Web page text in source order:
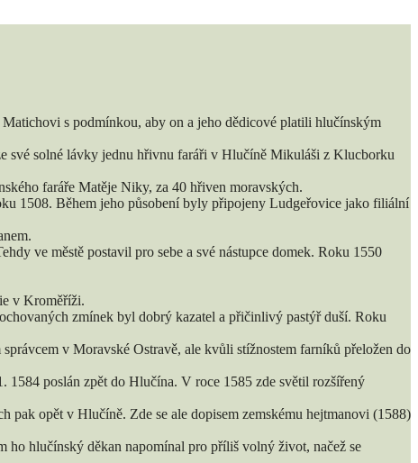
s podmínkou, aby on a jeho dědicové platili hlučínským
své solné lávky jednu hřivnu faráři v Hlučíně Mikuláši z Klucborku
faráře Matěje Niky, za 40 hřiven moravských.
1508. Během jeho působení byly připojeny Ludgeřovice jako filiální
ve městě postavil pro sebe a své nástupce domek. Roku 1550
v Kroměříži.
zmínek byl dobrý kazatel a přičinlivý pastýř duší. Roku
v Moravské Ostravě, ale kvůli stížnostem farníků přeložen do
poslán zpět do Hlučína. V roce 1585 zde světil rozšířený
opět v Hlučíně. Zde se ale dopisem zemskému hejtmanovi (1588)
ho hlučínský děkan napomínal pro příliš volný život, načež se